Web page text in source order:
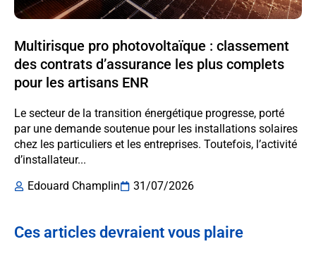
Multirisque pro photovoltaïque : classement
des contrats d’assurance les plus complets
pour les artisans ENR
Le secteur de la transition énergétique progresse, porté
par une demande soutenue pour les installations solaires
chez les particuliers et les entreprises. Toutefois, l’activité
d’installateur...
Edouard Champlin
31/07/2026
Ces articles devraient vous plaire